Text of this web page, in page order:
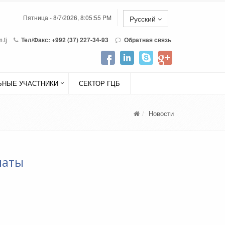
Пятница - 8/7/2026, 8:05:55 PM Русский
Тел/Факс: +992 (37) 227-34-93 Обратная связь
УЧАСТНИКИ СЕКТОР ГЦБ
Новости